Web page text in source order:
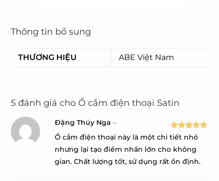
Thông tin bổ sung
THƯƠNG HIỆU ABE Việt Nam
5 đánh giá cho Ổ cắm điện thoại Satin
Được xếp
hạng55
sao
Đặng Thúy Nga–
Ổ cắm điện thoại này là một chi tiết nhỏ
nhưng lại tạo điểm nhấn lớn cho không
gian. Chất lượng tốt, sử dụng rất ổn định.